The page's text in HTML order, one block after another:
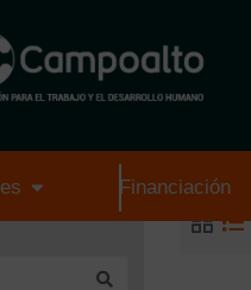
Financiación